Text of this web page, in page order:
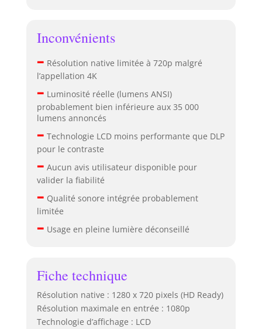
Inconvénients
– Résolution native limitée à 720p malgré
l’appellation 4K
– Luminosité réelle (lumens ANSI)
probablement bien inférieure aux 35 000
lumens annoncés
– Technologie LCD moins performante que DLP
pour le contraste
– Aucun avis utilisateur disponible pour
valider la fiabilité
– Qualité sonore intégrée probablement
limitée
– Usage en pleine lumière déconseillé
Fiche technique
Résolution native : 1280 x 720 pixels (HD Ready)
Résolution maximale en entrée : 1080p
Technologie d’affichage : LCD